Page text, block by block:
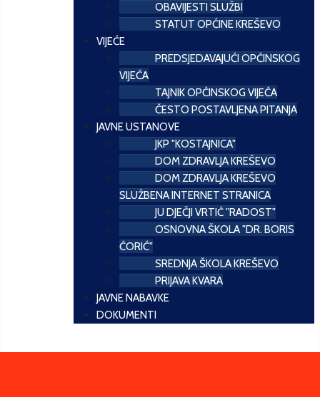
OBAVIJESTI SLUŽBI
STATUT OPĆINE KREŠEVO
VIJEĆE
PREDSJEDAVAJUĆI OPĆINSKOG
VIJEĆA
TAJNIK OPĆINSKOG VIJEĆA
ČESTO POSTAVLJENA PITANJA
JAVNE USTANOVE
JKP "KOSTAJNICA"
DOM ZDRAVLJA KREŠEVO
DOM ZDRAVLJA KREŠEVO
SLUŽBENA INTERNET STRANICA
JU DJEČJI VRTIĆ "RADOST"
OSNOVNA ŠKOLA "DR. BORIS
ĆORIĆ"
SREDNJA ŠKOLA KREŠEVO
PRIJAVA KVARA
JAVNE NABAVKE
DOKUMENTI